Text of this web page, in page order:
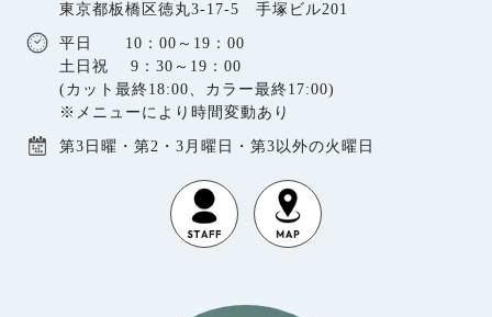
東京都板橋区徳丸3-17-5 手塚ビル201
平日 10：00～19：00
土日祝 9：30～19：00
(カット最終18:00、カラー最終17:00)
※メニューにより時間変動あり
第3日曜・第2・3月曜日・第3以外の火曜日